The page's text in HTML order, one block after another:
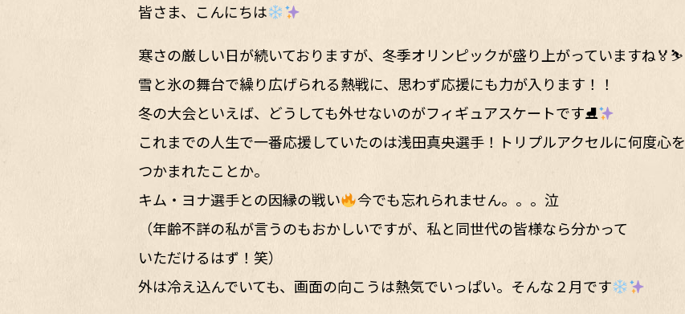
皆さま、こんにちは
寒さの厳しい日が続いておりますが、冬季オリンピックが盛り上がっていますね🏅⛷️
雪と氷の舞台で繰り広げられる熱戦に、思わず応援にも力が入ります！！
冬の大会といえば、どうしても外せないのがフィギュアスケートです⛸️
これまでの人生で一番応援していたのは浅田真央選手！トリプルアクセルに何度心を
つかまれたことか。
キム・ヨナ選手との因縁の戦い
今でも忘れられません。。。泣
（年齢不詳の私が言うのもおかしいですが、私と同世代の皆様なら分かって
いただけるはず！笑）
外は冷え込んでいても、画面の向こうは熱気でいっぱい。そんな２月です